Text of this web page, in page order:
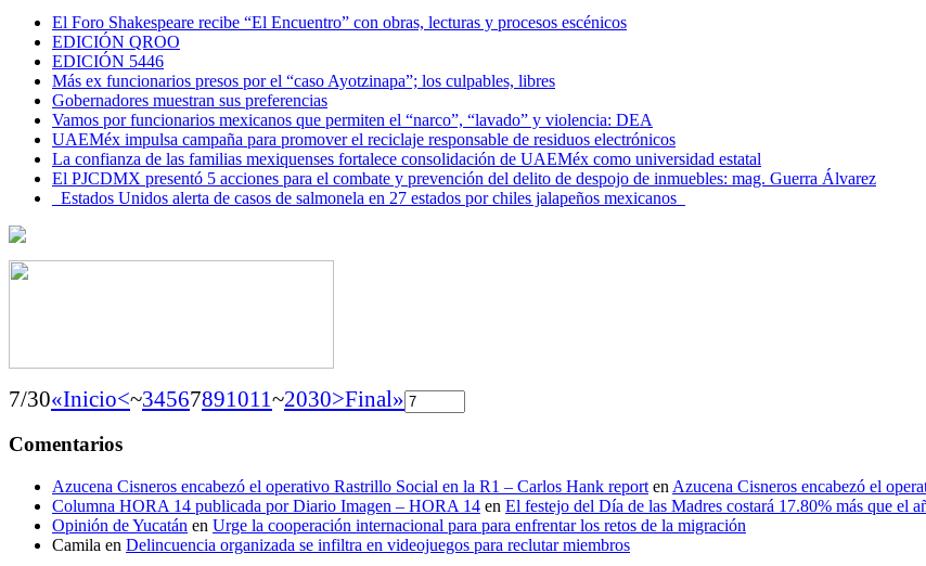
El Foro Shakespeare recibe “El Encuentro” con obras, lecturas y procesos escénicos
EDICIÓN QROO
EDICIÓN 5446
Más ex funcionarios presos por el “caso Ayotzinapa”; los culpables, libres
Gobernadores muestran sus preferencias
Vamos por funcionarios mexicanos que permiten el “narco”, “lavado” y violencia: DEA
UAEMéx impulsa campaña para promover el reciclaje responsable de residuos electrónicos
La confianza de las familias mexiquenses fortalece consolidación de UAEMéx como universidad estatal
El PJCDMX presentó 5 acciones para el combate y prevención del delito de despojo de inmuebles: mag. Guerra Álvarez
Estados Unidos alerta de casos de salmonela en 27 estados por chiles jalapeños mexicanos
7/30«Inicio<~34567891011~2030>Final»
Comentarios
Azucena Cisneros encabezó el operativo Rastrillo Social en la R1 – Carlos Hank report en Azucena Cisneros encabezó el
Columna HORA 14 publicada por Diario Imagen – HORA 14 en El festejo del Día de las Madres costará 17.80% más que el
Opinión de Yucatán en Urge la cooperación internacional para para enfrentar los retos de la migración
Camila en Delincuencia organizada se infiltra en videojuegos para reclutar miembros